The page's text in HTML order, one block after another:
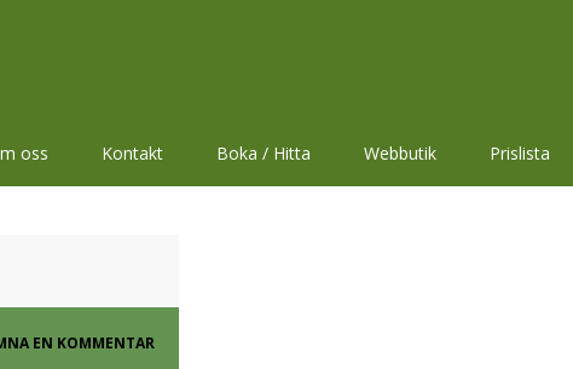
oss Kontakt Boka / Hitta Webbutik Prislista
EN KOMMENTAR